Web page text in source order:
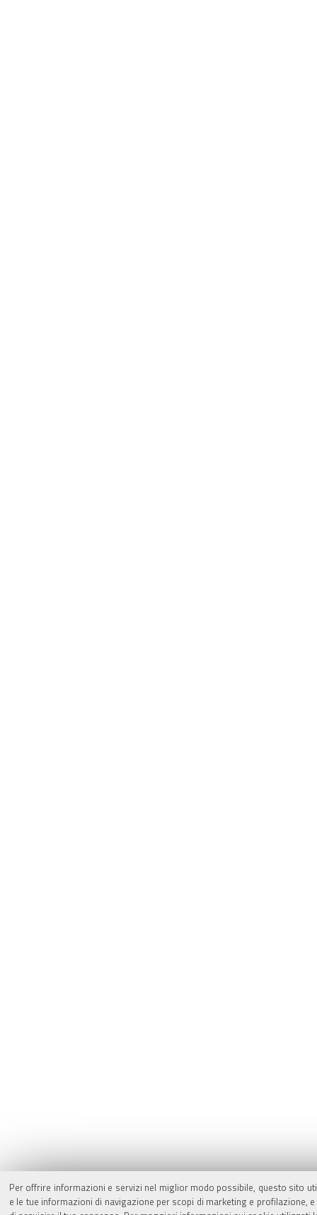
Per offrire informazioni e servizi nel miglior modo possibile, questo sito
e le tue informazioni di navigazione per scopi di marketing e